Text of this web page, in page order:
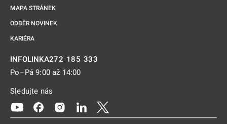
MAPA STRÁNEK
ODBĚR NOVINEK
KARIÉRA
INFOLINKA272 185 333
Po–Pá 9:00 až 14:00
Sledujte nás
Odkaz se otevře na nové kartě
Odkaz se otevře na nové kartě
Odkaz se otevře na nové kartě
Odkaz se otevře na nové kartě